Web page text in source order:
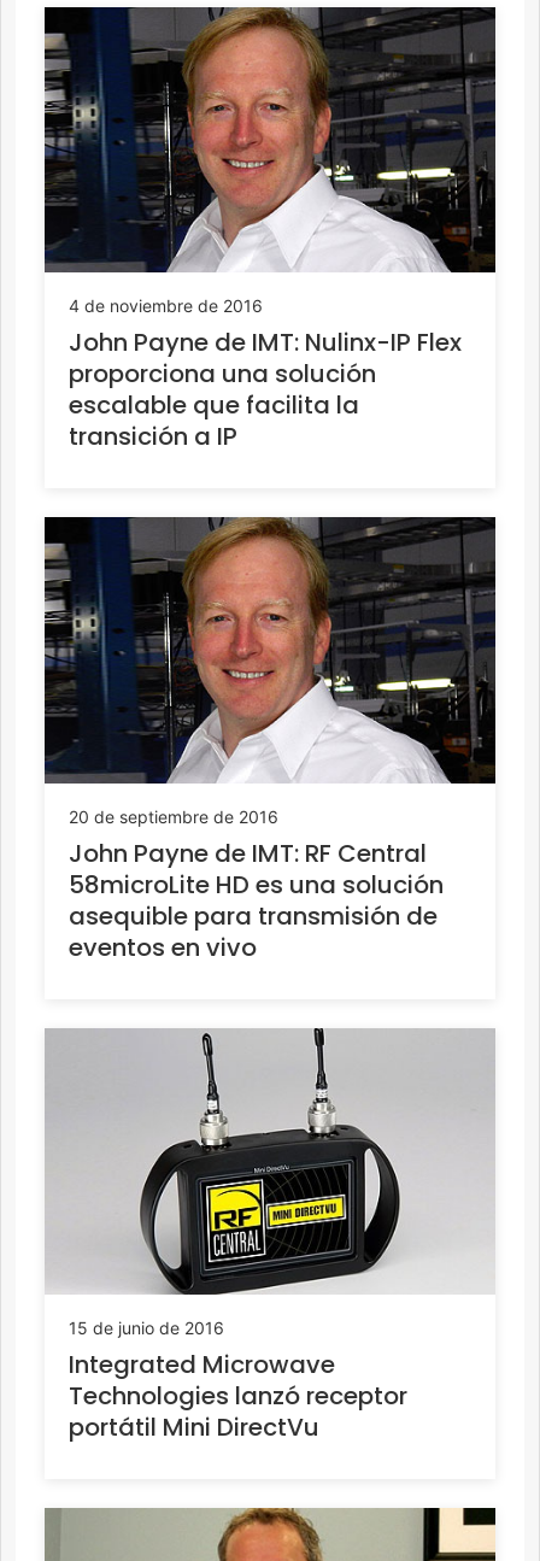
4 de noviembre de 2016
John Payne de IMT: Nulinx-IP Flex
proporciona una solución
escalable que facilita la
transición a IP
20 de septiembre de 2016
John Payne de IMT: RF Central
58microLite HD es una solución
asequible para transmisión de
eventos en vivo
15 de junio de 2016
Integrated Microwave
Technologies lanzó receptor
portátil Mini DirectVu